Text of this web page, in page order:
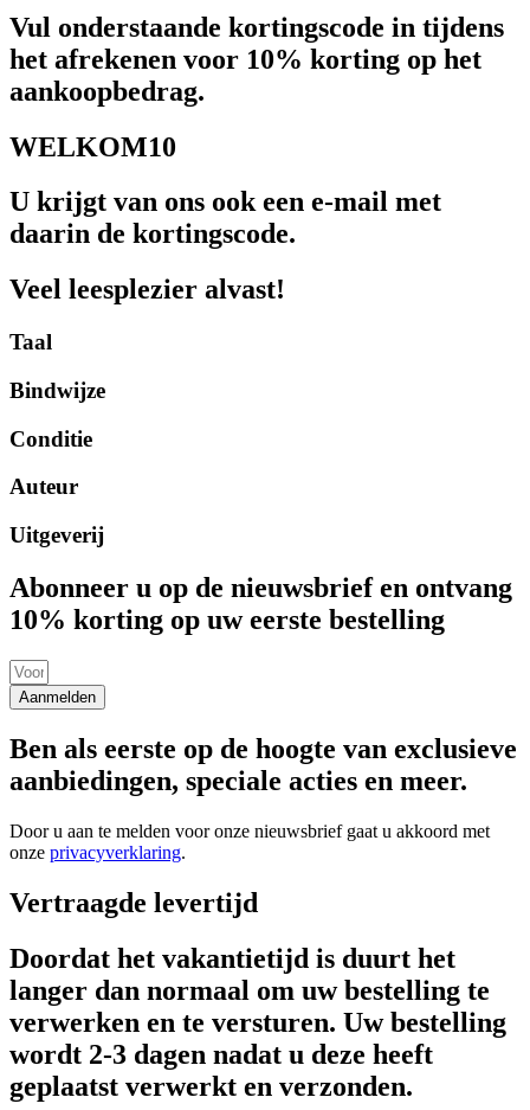
Vul onderstaande kortingscode in tijdens
het afrekenen voor 10% korting op het
aankoopbedrag.
WELKOM10
U krijgt van ons ook een e-mail met
daarin de kortingscode.
Veel leesplezier alvast!
Taal
Bindwijze
Conditie
Auteur
Uitgeverij
Abonneer u op de nieuwsbrief en ontvang
10% korting op uw eerste bestelling
Aanmelden
Ben als eerste op de hoogte van exclusieve
aanbiedingen, speciale acties en meer.
Door u aan te melden voor onze nieuwsbrief gaat u akkoord met
onze privacyverklaring.
Vertraagde levertijd
Doordat het vakantietijd is duurt het
langer dan normaal om uw bestelling te
verwerken en te versturen. Uw bestelling
wordt 2-3 dagen nadat u deze heeft
geplaatst verwerkt en verzonden.